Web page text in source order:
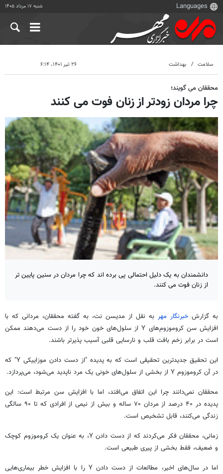
شنبه ۱۷ مرداد ۱۴۰۵
سلامت بهداشت ۲۶ تیر ۱۴۰۱، ۶:۱۴
محققان می گویند؛
چرا مردان زودتر از زنان فوت می کنند
دانشمندان به یک دلیل احتمالی پی برده اند که چرا مردان در سنین پایین تر
از زنان فوت می کنند.
به گزارش خبرنگار مهر به نقل از مدیسن نت، به گفته محققان، مردانی که با
افزایش سن کروموزوم‌های Y از سلول‌های خون خود را از دست می‌دهند ممکن
است در برابر زخم بافت قلب و نارسایی قلبی آسیب پذیرتر باشند.
این تحقیق جدیدترین تحقیقی است که به پدیده "از دست دادن موزاییکی Y" که
در آن کروموزوم Y از بخشی از سلول‌های خونی یک مرد ناپدید می‌شود، می‌پردازد.
محققان نمی‌دانند چرا این اتفاق می‌افتد، اما با افزایش سن مرتبط است: این
پدیده در ۴۰ درصد از مردان ۷۰ ساله و بیش از نیمی از افرادی که تا ۹۰ سالگی
زندگی می‌کنند، قابل تشخیص است.
زمانی، محققان فکر می‌کردند که از دست دادن Y، به عنوان یک کروموزوم کوچک
و ضعیف، فقط بخشی از پیری طبیعی است.
اما در سال‌های اخیر، مطالعات از دست دادن Y را با افزایش خطر بیماری‌هایی